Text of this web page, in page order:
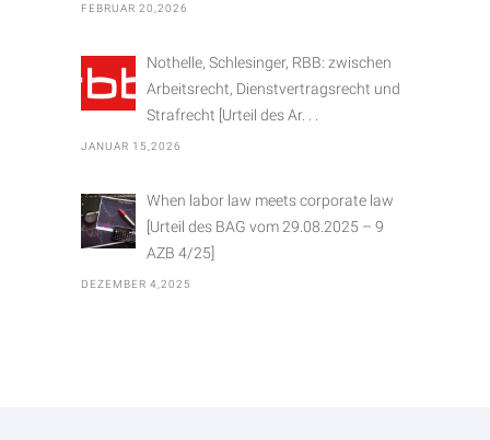
FEBRUAR 20,2026
Nothelle, Schlesinger, RBB: zwischen
Arbeitsrecht, Dienstvertragsrecht und
Strafrecht [Urteil des Ar. . .
JANUAR 15,2026
When labor law meets corporate law
[Urteil des BAG vom 29.08.2025 – 9
AZB 4/25]
DEZEMBER 4,2025